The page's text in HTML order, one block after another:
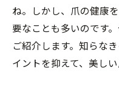
ね。しかし、爪の健康
要なことも多いのです
ご紹介します。知らな
イントを抑えて、美し